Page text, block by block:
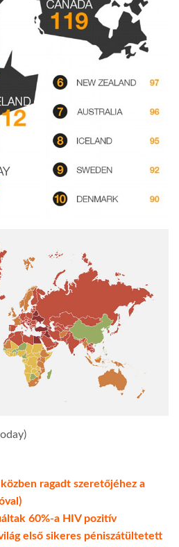
ragadt szeretőjéhez a
60%-a HIV pozitív
első sikeres péniszátültetett